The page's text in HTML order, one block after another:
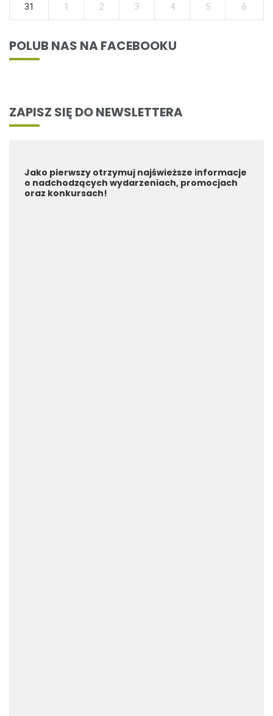
31 1 2 3 4 5 6
POLUB NAS NA FACEBOOKU
ZAPISZ SIĘ DO NEWSLETTERA
Jako pierwszy otrzymuj najświeższe informacje
o nadchodzących wydarzeniach, promocjach
oraz konkursach!